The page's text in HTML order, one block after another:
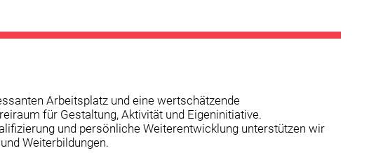
Arbeitsplatz und eine wertschätzende
für Gestaltung, Aktivität und Eigeninitiative.
und persönliche Weiterentwicklung unterstützen wir
Weiterbildungen.